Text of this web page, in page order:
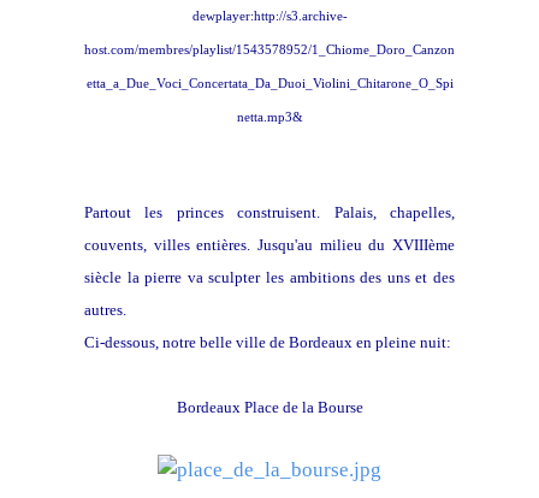
dewplayer:http://s3.archive-
host.com/membres/playlist/1543578952/1_Chiome_Doro_Canzon
etta_a_Due_Voci_Concertata_Da_Duoi_Violini_Chitarone_O_Spi
netta.mp3&
Partout les princes construisent. Palais, chapelles,
couvents, villes entières. Jusqu'au milieu du XVIIIème
siècle la pierre va sculpter les ambitions des uns et des
autres.
Ci-dessous, notre belle ville de Bordeaux en pleine nuit:
Bordeaux Place de la Bourse